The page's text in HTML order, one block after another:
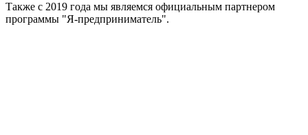
Также с 2019 года мы являемся официальным партнером
программы "Я-предприниматель".